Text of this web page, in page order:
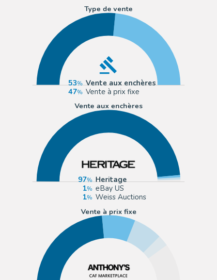
Type de vente
53
Vente aux enchères
47
Vente à prix fixe
Vente aux enchères
97
Heritage
1
eBay US
1
Weiss Auctions
Vente à prix fixe